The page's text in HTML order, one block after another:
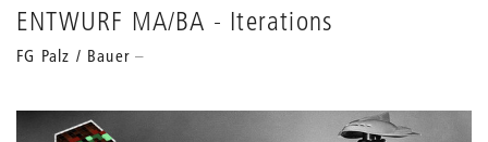
ENTWURF MA/BA - Iterations
FG Palz / Bauer